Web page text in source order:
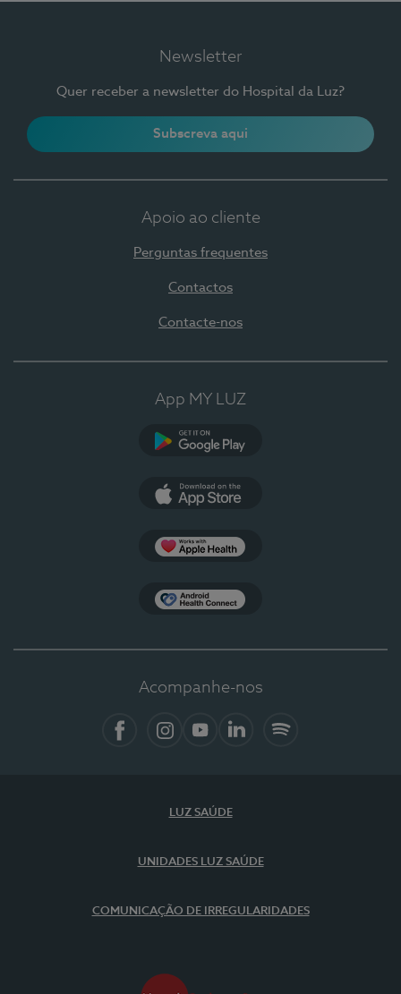
Newsletter
Quer receber a newsletter do Hospital da Luz?
Subscreva aqui
Apoio ao cliente
Perguntas frequentes
Contactos
Contacte-nos
App MY LUZ
Acompanhe-nos
LUZ SAÚDE
UNIDADES LUZ SAÚDE
COMUNICAÇÃO DE IRREGULARIDADES